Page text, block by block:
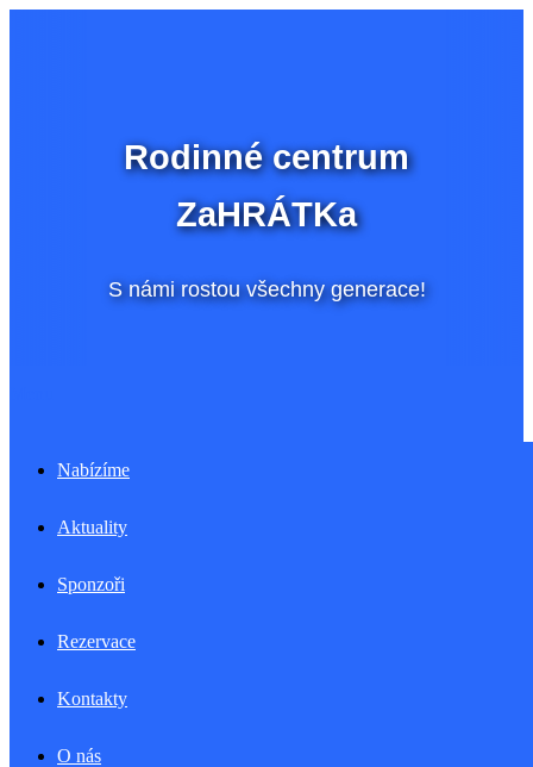
Rodinné centrum
ZaHRÁTKa
S námi rostou všechny generace!
Nabízíme
Aktuality
Sponzoři
Rezervace
Kontakty
O nás